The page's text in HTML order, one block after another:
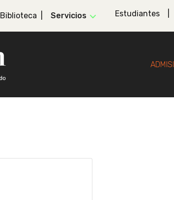
Biblioteca Servicios Estudiantes